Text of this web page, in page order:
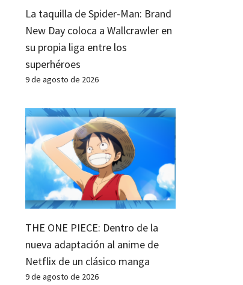
La taquilla de Spider-Man: Brand
New Day coloca a Wallcrawler en
su propia liga entre los
superhéroes
9 de agosto de 2026
THE ONE PIECE: Dentro de la
nueva adaptación al anime de
Netflix de un clásico manga
9 de agosto de 2026